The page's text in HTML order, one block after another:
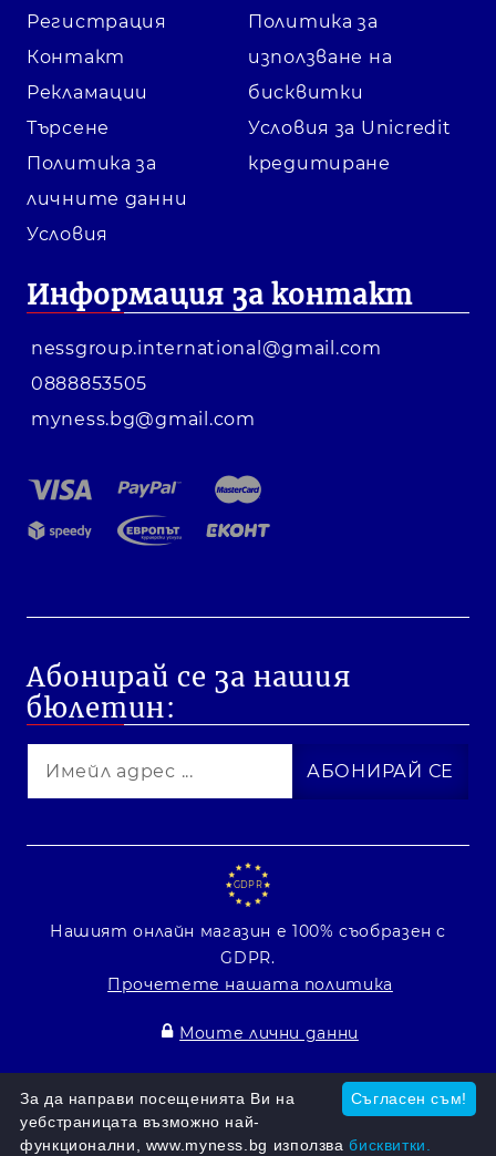
Регистрация
Контакт
Рекламации
Търсене
Политика за
личните данни
Условия
Политика за
използване на
бисквитки
Условия за Unicredit
кредитиране
Информация за контакт
nessgroup.international@gmail.com
0888853505
myness.bg@gmail.com
Абонирай се за нашия
бюлетин:
GDPR
Нашият онлайн магазин е 100% съобразен с
GDPR.
Прочетете нашата политика
Моите лични данни
Онлайн магазин от SELITON
Съгласен съм!
За да направи посещенията Ви на
уебстраницата възможно най-
функционални, www.myness.bg използвабисквитки.